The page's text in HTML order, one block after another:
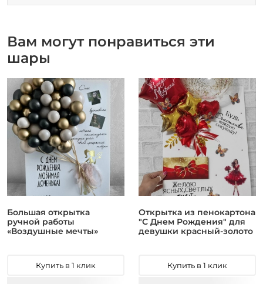
Вам могут понравиться эти
шары
Большая открытка
ручной работы
«Воздушные мечты»
Купить в 1 клик
Открытка из пенокартона
"С Днем Рождения" для
девушки красный-золото
Купить в 1 клик